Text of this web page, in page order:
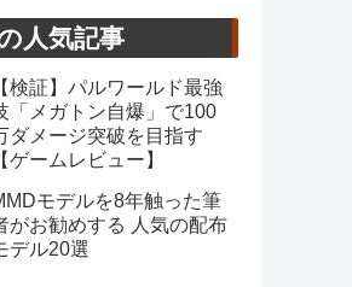
人気記事
【検証】パルワールド最強
「メガトン自爆」で100
ダメージ突破を目指す
【ゲームレビュー】
モデルを8年触った筆
がお勧めする 人気の配布
デル20選